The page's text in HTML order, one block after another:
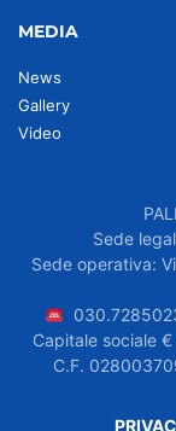
MEDIA
News
Gallery
Video
Sede
Sede operativa:
Capitale sociale
C.F.